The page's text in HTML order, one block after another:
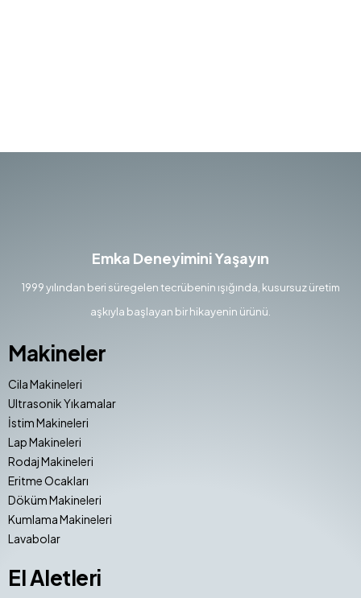
Emka Deneyimini Yaşayın
1999 yılından beri süregelen tecrübenin ışığında, kusursuz üretim
aşkıyla başlayan bir hikayenin ürünü.
Makineler
Cila Makineleri
Ultrasonik Yıkamalar
İstim Makineleri
Lap Makineleri
Rodaj Makineleri
Eritme Ocakları
Döküm Makineleri
Kumlama Makineleri
Lavabolar
El Aletleri